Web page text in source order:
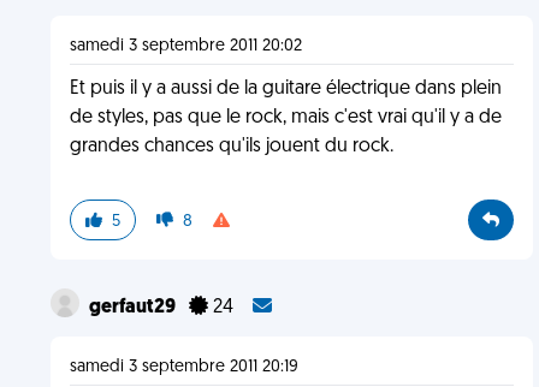
samedi 3 septembre 2011 20:02
Et puis il y a aussi de la guitare électrique dans plein
de styles, pas que le rock, mais c'est vrai qu'il y a de
grandes chances qu'ils jouent du rock.
5 8
gerfaut29 24
samedi 3 septembre 2011 20:19